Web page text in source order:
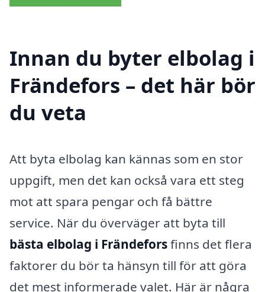
Innan du byter elbolag i
Frändefors – det här bör
du veta
Att byta elbolag kan kännas som en stor
uppgift, men det kan också vara ett steg
mot att spara pengar och få bättre
service. När du överväger att byta till
bästa elbolag i Frändeforsfinns det flera
faktorer du bör ta hänsyn till för att göra
det mest informerade valet. Här är några